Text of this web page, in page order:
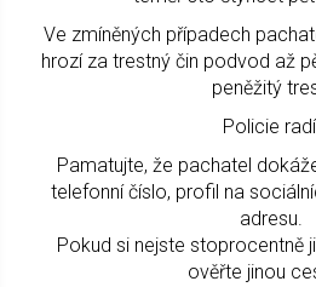
Ve zmíněných případech
hrozí za trestný čin podvod až
peněžitý
Policie
Pamatujte, že pachatel
telefonní číslo, profil na
adresu.
Pokud si nejste stoprocentně
ověřte jinou